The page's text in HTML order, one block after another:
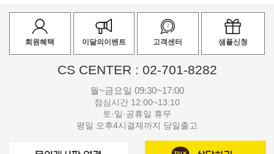
회원혜택 이달의이벤트 고객센터 샘플신청
CS CENTER : 02-701-8282
월~금요일 09:30~17:00
점심시간 12:00~13:10
토·일·공휴일 휴무
평일 오후4시결제까지 당일출고